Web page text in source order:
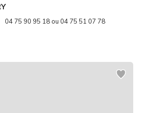
04 75 90 95 18 ou 04 75 51 07 78